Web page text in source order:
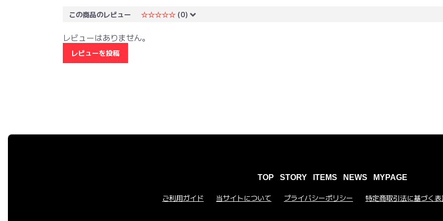
この商品のレビュー ☆☆☆☆☆ (0)
レビューはありません。
レビューを投稿
TOP STORY ITEMS NEWS MYPAGE
ご利用ガイド 当サイトについて プライバシーポリシー 特定商取引法に基づく